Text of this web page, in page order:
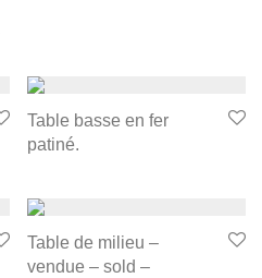
Table basse en fer
patiné.
Table de milieu –
vendue – sold –